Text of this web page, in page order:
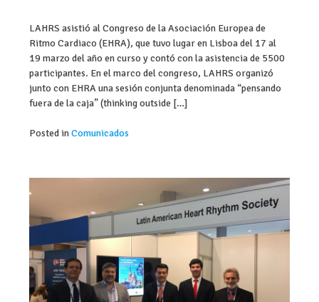
LAHRS asistió al Congreso de la Asociación Europea de
Ritmo Cardiaco (EHRA), que tuvo lugar en Lisboa del 17 al
19 marzo del año en curso y contó con la asistencia de 5500
participantes. En el marco del congreso, LAHRS organizó
junto con EHRA una sesión conjunta denominada “pensando
fuera de la caja” (thinking outside […]
Posted inComunicados